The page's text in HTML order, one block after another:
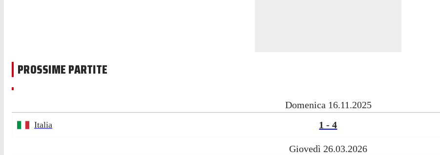
PROSSIME PARTITE
Domenica 16.11.2025
Italia 1 - 4
Giovedì 26.03.2026